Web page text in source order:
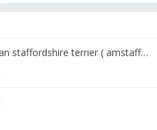
Gruppo American staffordshire terrier ( amstaff, amastaff )